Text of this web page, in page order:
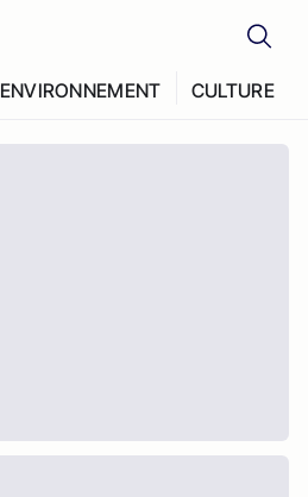
ENVIRONNEMENT CULTURE